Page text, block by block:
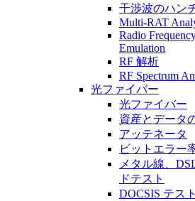
干渉波のハン
Multi-RAT
Radio
Emulation
RF 解析
RF Spectrum
光ファイバー
光ファイバー
資産とデータ
アッテネータ
ビットエラー
メタル線、
ドテスト
DOCSIS テスト